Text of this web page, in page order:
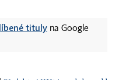
tituly na Google